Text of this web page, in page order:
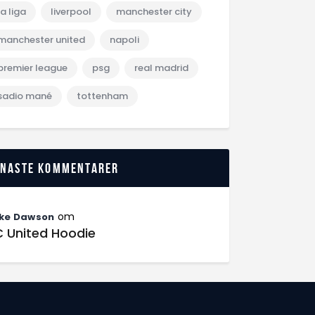
liga liverpool manchester city
united napoli
league psg real madrid
mané tottenham
kommentarer
Dawson om
United Hoodie